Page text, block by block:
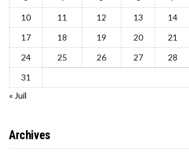
10
11 12 13 14
17
18 19 20 21
24
25 26 27 28
31
« Juil
Archives